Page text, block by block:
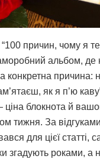
причин, чому я
альбом, де
конкретна причина:
як я п’ю
ціна блокнота й
тижня. За
для цієї статті,
згадують роками, а